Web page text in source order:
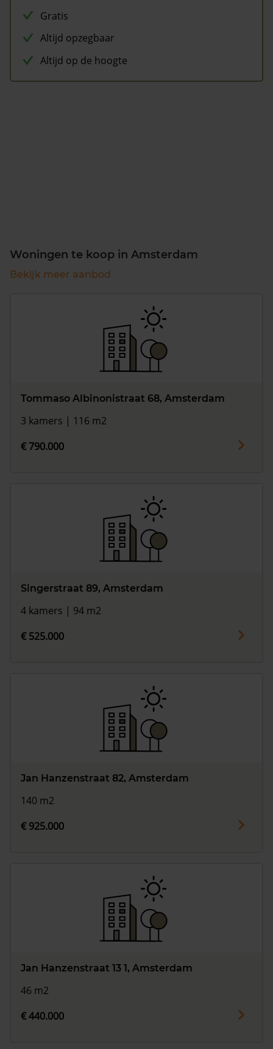
Gratis
Altijd opzegbaar
Altijd op de hoogte
Woningen te koop in Amsterdam
Bekijk meer aanbod
Tommaso Albinonistraat 68, Amsterdam
3 kamers | 116 m2
€ 790.000
Singerstraat 89, Amsterdam
4 kamers | 94 m2
€ 525.000
Jan Hanzenstraat 82, Amsterdam
140 m2
€ 925.000
Jan Hanzenstraat 13 1, Amsterdam
46 m2
€ 440.000